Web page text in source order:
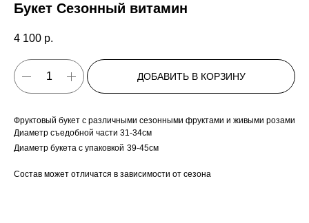
Букет Сезонный витамин
4 100 р.
ДОБАВИТЬ В КОРЗИНУ
Фруктовый букет с различными сезонными фруктами и живыми розами
Диаметр съедобной части 31-34см
Диаметр букета с упаковкой 39-45см
Состав может отличатся в зависимости от сезона